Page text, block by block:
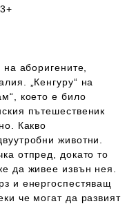
3+
на аборигените,
„Кенгуру“ на
което е било
пътешественик
Какво
животни.
отпред, докато то
да живее извън нея.
и енергоспестяващ
че могат да развият